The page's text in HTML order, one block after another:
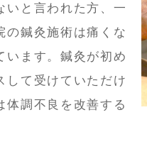
いと言われた方、一
の鍼灸施術は痛くな
います。鍼灸が初め
して受けていただけ
体調不良を改善する